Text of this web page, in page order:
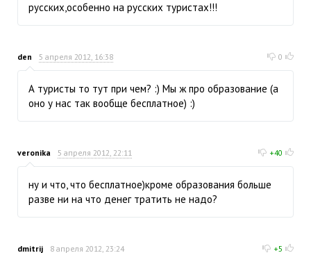
русских,особенно на русских туристах!!!
den 5 апреля 2012, 16:38 0
А туристы то тут при чем? :) Мы ж про образование (а
оно у нас так вообще бесплатное) :)
veronika 5 апреля 2012, 22:11 +40
ну и что, что бесплатное)кроме образования больше
разве ни на что денег тратить не надо?
dmitrij 8 апреля 2012, 23:24 +5